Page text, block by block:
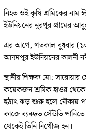
নিহত ওই কৃষি শ্রমিকের
ইউনিয়নের নূরপুর গ্রামের
এর আগে, গতকাল বুধবার
আদমপুর ইউনিয়নের কালনী
স্থানীয় শিক্ষক মো: সারোয়ার
কয়েকজন শ্রমিক হাওর থেকে
হঠাৎ ঝড় শুরু হলে নৌকায়
কাজে ব্যবহৃত সেঁউতি
থেকেই তিনি নিখোঁজ হন।